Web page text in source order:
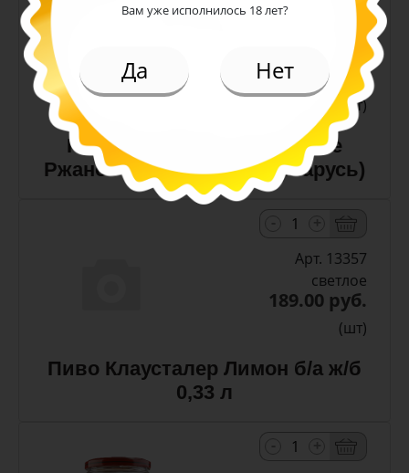
темное
Алк: 5%
Плотность: 11.6%
186.00 руб.
(шт)
Пиво Лидское Жигулевское
Ржаное 5,0% с/т 0,5 л (Беларусь)
Арт. 13357
светлое
189.00 руб.
(шт)
Пиво Клаусталер Лимон б/а ж/б
0,33 л
Вам уже исполнилось 18 лет?
Да Нет